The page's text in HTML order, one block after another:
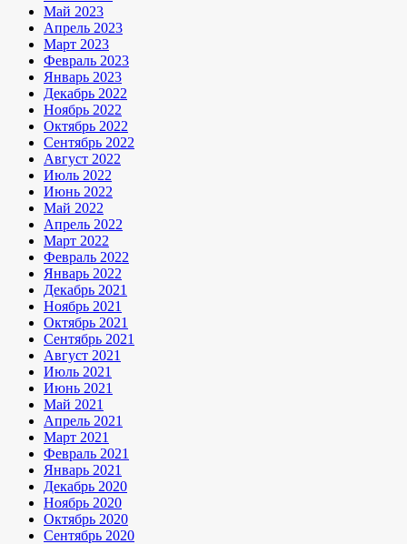
Май 2023
Апрель 2023
Март 2023
Февраль 2023
Январь 2023
Декабрь 2022
Ноябрь 2022
Октябрь 2022
Сентябрь 2022
Август 2022
Июль 2022
Июнь 2022
Май 2022
Апрель 2022
Март 2022
Февраль 2022
Январь 2022
Декабрь 2021
Ноябрь 2021
Октябрь 2021
Сентябрь 2021
Август 2021
Июль 2021
Июнь 2021
Май 2021
Апрель 2021
Март 2021
Февраль 2021
Январь 2021
Декабрь 2020
Ноябрь 2020
Октябрь 2020
Сентябрь 2020